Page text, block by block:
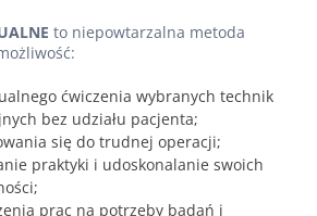
to niepowtarzalna metoda
ćwiczenia wybranych technik
bez udziału pacjenta;
się do trudnej operacji;
praktyki i udoskonalanie swoich
prac na potrzeby badań i